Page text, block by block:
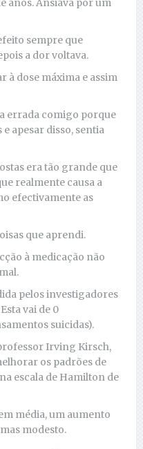
anos. Ansiava por um
sempre que
a dor voltava.
à dose máxima e assim
errada comigo porque
apesar disso, sentia
era tão grande que
realmente causa a
efectivamente as
que aprendi.
à medicação não
pelos investigadores
vai de 0
suicidas).
Irving Kirsch,
os padrões de
escala de Hamilton de
média, um aumento
modesto.